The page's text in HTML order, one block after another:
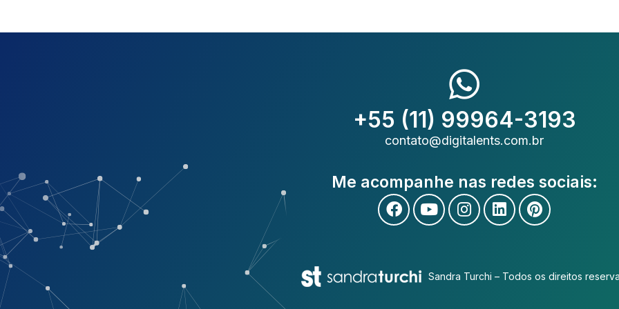
+55 (11) 99964-3193
contato@digitalents.com.br
Me acompanhe nas redes sociais:
Sandra Turchi – Todos os direitos